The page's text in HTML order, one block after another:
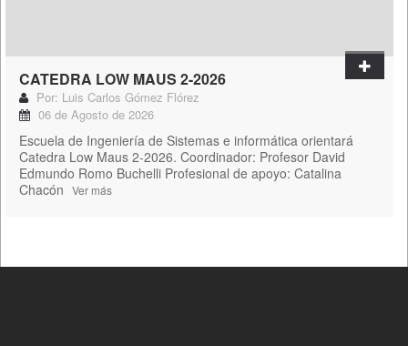
CATEDRA LOW MAUS 2-2026
Por: Luis Carlos Gómez Flórez
06 de Agosto de 2026
Escuela de Ingeniería de Sistemas e informática orientará
Catedra Low Maus 2-2026. Coordinador: Profesor David
Edmundo Romo Buchelli Profesional de apoyo: Catalina
Chacón Ver más